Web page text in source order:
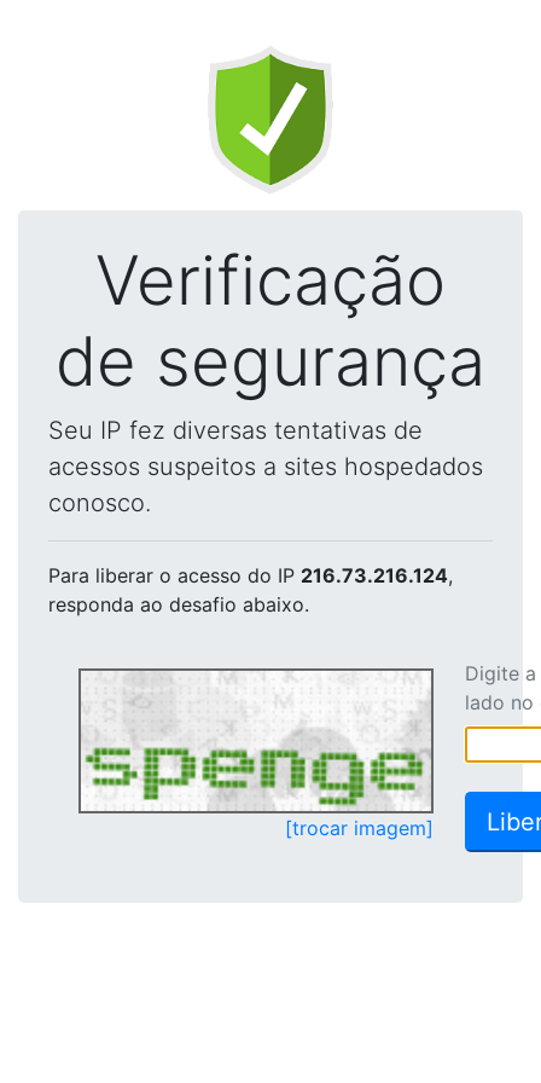
Verificação
de segurança
Seu IP fez diversas tentativas de
acessos suspeitos a sites hospedados
conosco.
Para liberar o acesso do IP 216.73.216.124,
responda ao desafio abaixo.
[trocar imagem]
Digite
lado no